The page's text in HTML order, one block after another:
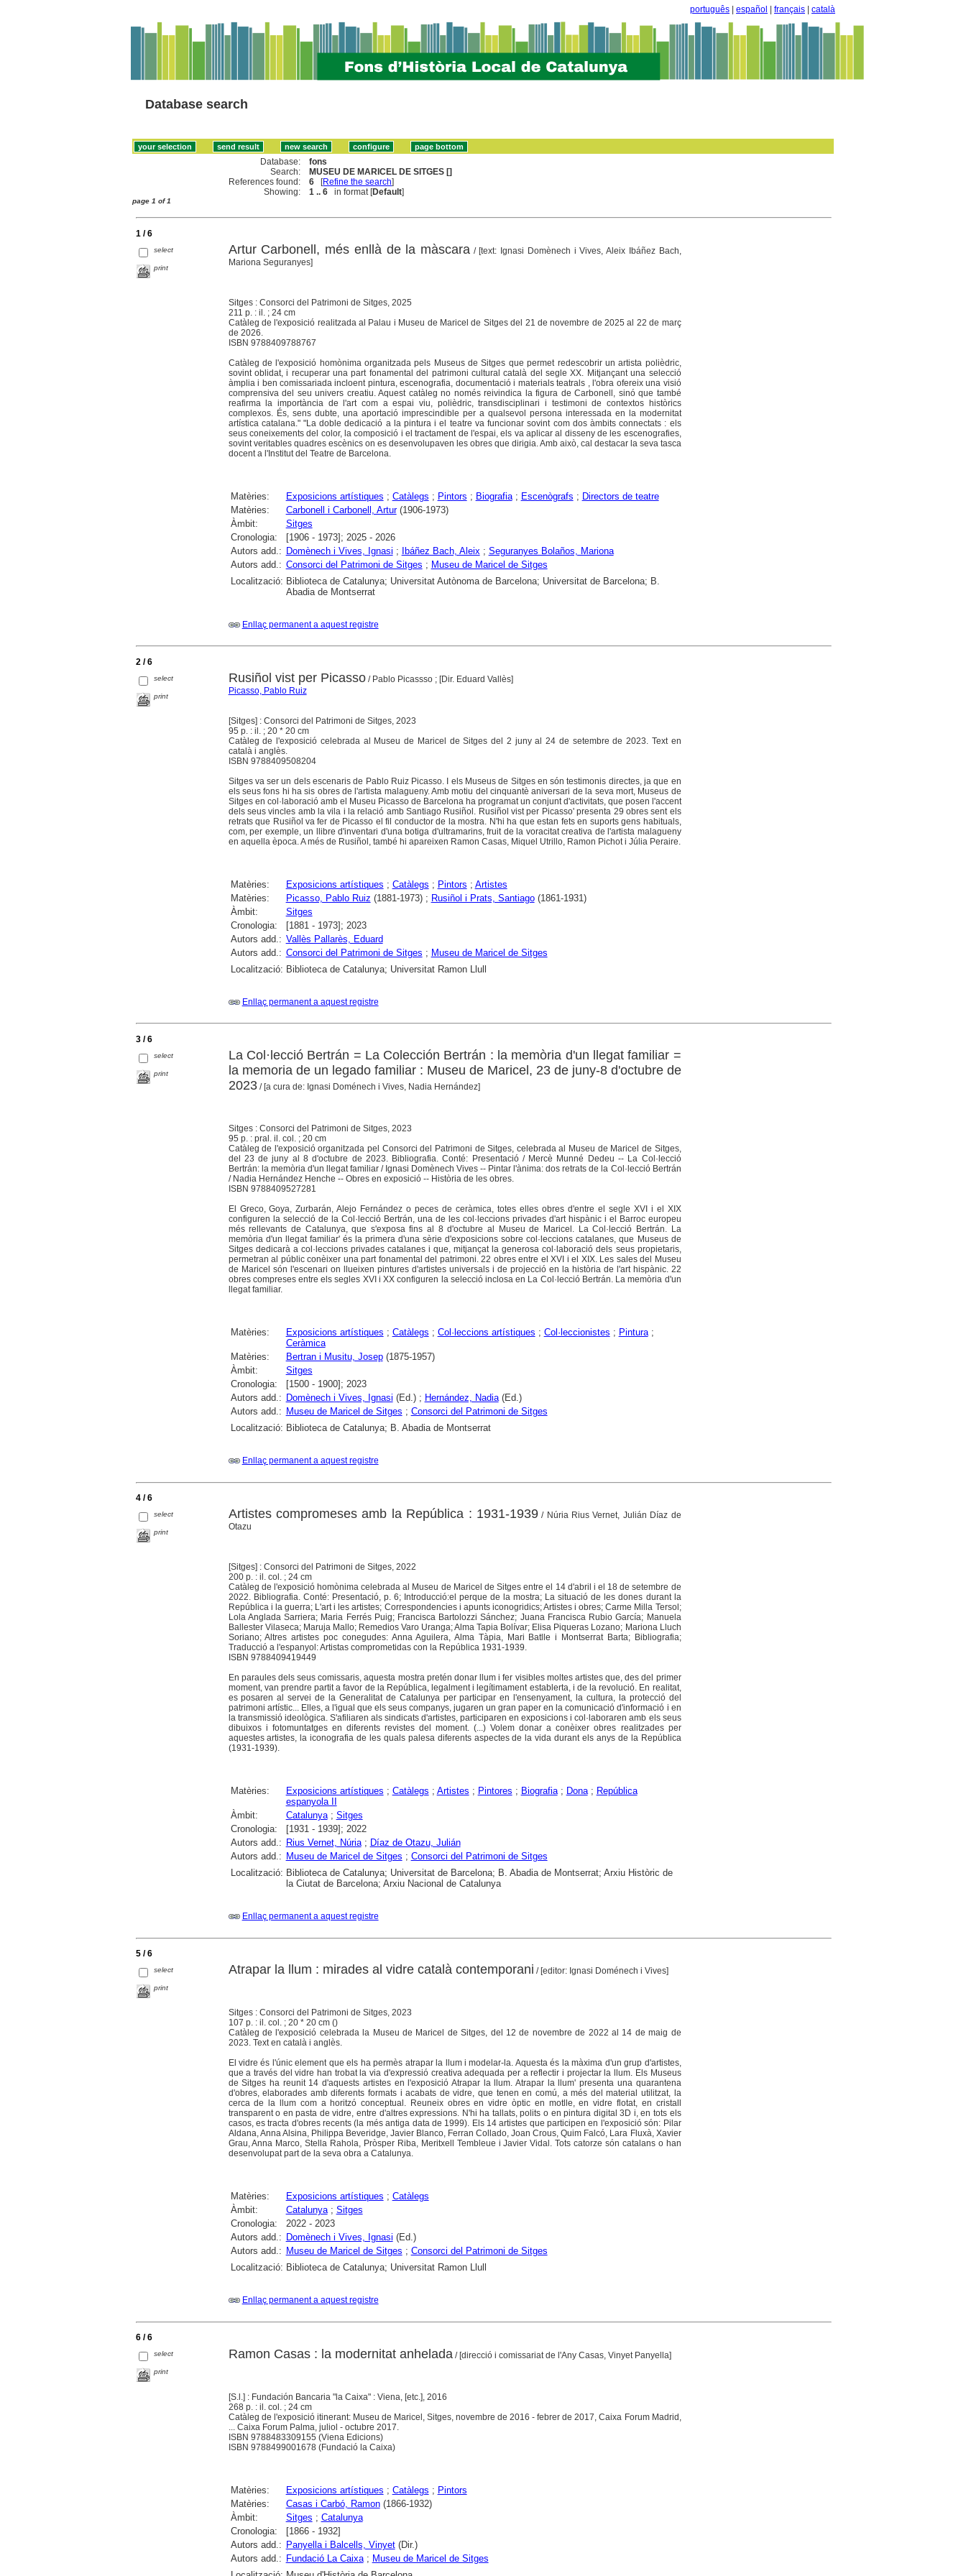
português español français català
Database search
Database:
fons
Search:
MUSEU DE MARICEL DE SITGES []
References found:
6 [Refine the search]
Showing:
1 .. 6 in format [Default]
page 1 of 1
1 / 6
select
print
Artur Carbonell, més enllà de la màscara / [text: Ignasi Domènech i Vives, Aleix Ibáñez Bach,
Mariona Seguranyes]
Sitges : Consorci del Patrimoni de Sitges, 2025
211 p. : il. ; 24 cm
Catàleg de l'exposició realitzada al Palau i Museu de Maricel de Sitges del 21 de novembre de 2025 al 22 de març
de 2026.
ISBN 9788409788767
Catàleg de l'exposició homònima organitzada pels Museus de Sitges que permet redescobrir un artista polièdric,
sovint oblidat, i recuperar una part fonamental del patrimoni cultural català del segle XX. Mitjançant una selecció
àmplia i ben comissariada incloent pintura, escenografia, documentació i materials teatrals , l'obra ofereix una visió
comprensiva del seu univers creatiu. Aquest catàleg no només reivindica la figura de Carbonell, sinó que també
reafirma la importància de l'art com a espai viu, polièdric, transdisciplinari i testimoni de contextos històrics
complexos. És, sens dubte, una aportació imprescindible per a qualsevol persona interessada en la modernitat
artística catalana." "La doble dedicació a la pintura i el teatre va funcionar sovint com dos àmbits connectats : els
seus coneixements del color, la composició i el tractament de l'espai, els va aplicar al disseny de les escenografies,
sovint veritables quadres escènics on es desenvolupaven les obres que dirigia. Amb això, cal destacar la seva tasca
docent a l'Institut del Teatre de Barcelona.
Matèries: Exposicions artístiques ; Catàlegs ; Pintors ; Biografia; Escenògrafs ; Directors de teatre
Matèries:
Carbonell i Carbonell, Artur(1906-1973)
Àmbit:
Sitges
Cronologia:
[1906 - 1973]; 2025 - 2026
Autors add.: Domènech i Vives, Ignasi ; Ibáñez Bach, Aleix ; Seguranyes Bolaños, Mariona
Autors add.: Consorci del Patrimoni de Sitges ; Museu de Maricel de Sitges
Localització: Biblioteca de Catalunya; Universitat Autònoma de Barcelona; Universitat de Barcelona; B.
Abadia de Montserrat
Enllaç permanent a aquest registre
2 / 6
select
print
Rusiñol vist per Picasso/ Pablo Picassso ; [Dir. Eduard Vallès]
Picasso, Pablo Ruiz
[Sitges] : Consorci del Patrimoni de Sitges, 2023
95 p. : il. ; 20 * 20 cm
Catàleg de l'exposició celebrada al Museu de Maricel de Sitges del 2 juny al 24 de setembre de 2023. Text en
català i anglès.
ISBN 9788409508204
Sitges va ser un dels escenaris de Pablo Ruiz Picasso. I els Museus de Sitges en són testimonis directes, ja que en
els seus fons hi ha sis obres de l'artista malagueny. Amb motiu del cinquantè aniversari de la seva mort, Museus de
Sitges en col·laboració amb el Museu Picasso de Barcelona ha programat un conjunt d'activitats, que posen l'accent
dels seus vincles amb la vila i la relació amb Santiago Rusiñol. Rusiñol vist per Picasso' presenta 29 obres sent els
retrats que Rusiñol va fer de Picasso el fil conductor de la mostra. N'hi ha que estan fets en suports gens habituals,
com, per exemple, un llibre d'inventari d'una botiga d'ultramarins, fruit de la voracitat creativa de l'artista malagueny
en aquella època. A més de Rusiñol, també hi apareixen Ramon Casas, Miquel Utrillo, Ramon Pichot i Júlia Peraire.
Matèries: Exposicions artístiques ; Catàlegs ; Pintors ; Artistes
Matèries:
Picasso, Pablo Ruiz (1881-1973) ; Rusiñol i Prats, Santiago(1861-1931)
Àmbit:
Sitges
Cronologia:
[1881 - 1973]; 2023
Autors add.: Vallès Pallarès, Eduard
Autors add.: Consorci del Patrimoni de Sitges ; Museu de Maricel de Sitges
Localització: Biblioteca de Catalunya; Universitat Ramon Llull
Enllaç permanent a aquest registre
3 / 6
select
print
La Col·lecció Bertrán = La Colección Bertrán : la memòria d'un llegat familiar =
la memoria de un legado familiar : Museu de Maricel, 23 de juny-8 d'octubre de
2023/ [a cura de: Ignasi Doménech i Vives, Nadia Hernández]
Sitges : Consorci del Patrimoni de Sitges, 2023
95 p. : pral. il. col. ; 20 cm
Catàleg de l'exposició organitzada pel Consorci del Patrimoni de Sitges, celebrada al Museu de Maricel de Sitges,
del 23 de juny al 8 d'octubre de 2023. Bibliografia. Conté: Presentació / Mercè Munné Dedeu -- La Col·lecció
Bertrán: la memòria d'un llegat familiar / Ignasi Domènech Vives -- Pintar l'ànima: dos retrats de la Col·lecció Bertrán
/ Nadia Hernández Henche -- Obres en exposició -- Història de les obres.
ISBN 9788409527281
El Greco, Goya, Zurbarán, Alejo Fernández o peces de ceràmica, totes elles obres d'entre el segle XVI i el XIX
configuren la selecció de la Col·lecció Bertrán, una de les col·leccions privades d'art hispànic i el Barroc europeu
més rellevants de Catalunya, que s'exposa fins al 8 d'octubre al Museu de Maricel. La Col·lecció Bertrán. La
memòria d'un llegat familiar' és la primera d'una sèrie d'exposicions sobre col·leccions catalanes, que Museus de
Sitges dedicarà a col·leccions privades catalanes i que, mitjançat la generosa col·laboració dels seus propietaris,
permetran al públic conèixer una part fonamental del patrimoni. 22 obres entre el XVI i el XIX. Les sales del Museu
de Maricel són l'escenari on llueixen pintures d'artistes universals i de projecció en la història de l'art hispànic. 22
obres compreses entre els segles XVI i XX configuren la selecció inclosa en La Col·lecció Bertrán. La memòria d'un
llegat familiar.
Matèries: Exposicions artístiques ; Catàlegs ; Col·leccions artístiques ; Col·leccionistes ; Pintura;
Ceràmica
Matèries:
Bertran i Musitu, Josep(1875-1957)
Àmbit:
Sitges
Cronologia:
[1500 - 1900]; 2023
Autors add.: Domènech i Vives, Ignasi (Ed.) ; Hernández, Nadia(Ed.)
Autors add.: Museu de Maricel de Sitges ; Consorci del Patrimoni de Sitges
Localització: Biblioteca de Catalunya; B. Abadia de Montserrat
Enllaç permanent a aquest registre
4 / 6
select
print
Artistes compromeses amb la República : 1931-1939/ Núria Rius Vernet, Julián Díaz de
Otazu
[Sitges] : Consorci del Patrimoni de Sitges, 2022
200 p. : il. col. ; 24 cm
Catàleg de l'exposició homònima celebrada al Museu de Maricel de Sitges entre el 14 d'abril i el 18 de setembre de
2022. Bibliografia. Conté: Presentació, p. 6; Introducció:el perque de la mostra; La situació de les dones durant la
República i la guerra; L'art i les artistes; Correspondencies i apunts iconogridics; Artistes i obres; Carme Milla Tersol;
Lola Anglada Sarriera; Maria Ferrés Puig; Francisca Bartolozzi Sánchez; Juana Francisca Rubio García; Manuela
Ballester Vilaseca; Maruja Mallo; Remedios Varo Uranga; Alma Tapia Bolívar; Elisa Piqueras Lozano; Mariona Lluch
Soriano; Altres artistes poc conegudes: Anna Aguilera, Alma Tàpia, Mari Batlle i Montserrat Barta; Bibliografia;
Traducció a l'espanyol: Artistas comprometidas con la República 1931-1939.
ISBN 9788409419449
En paraules dels seus comissaris, aquesta mostra pretén donar llum i fer visibles moltes artistes que, des del primer
moment, van prendre partit a favor de la República, legalment i legítimament establerta, i de la revolució. En realitat,
es posaren al servei de la Generalitat de Catalunya per participar en l'ensenyament, la cultura, la protecció del
patrimoni artístic... Elles, a l'igual que els seus companys, jugaren un gran paper en la comunicació d'informació i en
la transmissió ideològica. S'afiliaren als sindicats d'artistes, participaren en exposicions i col·laboraren amb els seus
dibuixos i fotomuntatges en diferents revistes del moment. (...) Volem donar a conèixer obres realitzades per
aquestes artistes, la iconografia de les quals palesa diferents aspectes de la vida durant els anys de la República
(1931-1939).
Matèries: Exposicions artístiques ; Catàlegs ; Artistes ; Pintores ; Biografia; Dona; República
espanyola II
Àmbit:
Catalunya; Sitges
Cronologia:
[1931 - 1939]; 2022
Autors add.: Rius Vernet, Núria; Díaz de Otazu, Julián
Autors add.: Museu de Maricel de Sitges ; Consorci del Patrimoni de Sitges
Localització: Biblioteca de Catalunya; Universitat de Barcelona; B. Abadia de Montserrat; Arxiu Històric de
la Ciutat de Barcelona; Arxiu Nacional de Catalunya
Enllaç permanent a aquest registre
5 / 6
select
print
Atrapar la llum : mirades al vidre català contemporani / [editor: Ignasi Doménech i Vives]
Sitges : Consorci del Patrimoni de Sitges, 2023
107 p. : il. col. ; 20 * 20 cm ()
Catàleg de l'exposició celebrada la Museu de Maricel de Sitges, del 12 de novembre de 2022 al 14 de maig de
2023. Text en català i anglès.
El vidre és l'únic element que els ha permès atrapar la llum i modelar-la. Aquesta és la màxima d'un grup d'artistes,
que a través del vidre han trobat la via d'expressió creativa adequada per a reflectir i projectar la llum. Els Museus
de Sitges ha reunit 14 d'aquests artistes en l'exposició Atrapar la llum. Atrapar la llum' presenta una quarantena
d'obres, elaborades amb diferents formats i acabats de vidre, que tenen en comú, a més del material utilitzat, la
cerca de la llum com a horitzó conceptual. Reuneix obres en vidre òptic en motlle, en vidre flotat, en cristall
transparent o en pasta de vidre, entre d'altres expressions. N'hi ha tallats, polits o en pintura digital 3D i, en tots els
casos, es tracta d'obres recents (la més antiga data de 1999). Els 14 artistes que participen en l'exposició són: Pilar
Aldana, Anna Alsina, Philippa Beveridge, Javier Blanco, Ferran Collado, Joan Crous, Quim Falcó, Lara Fluxà, Xavier
Grau, Anna Marco, Stella Rahola, Pròsper Riba, Meritxell Tembleue i Javier Vidal. Tots catorze són catalans o han
desenvolupat part de la seva obra a Catalunya.
Matèries: Exposicions artístiques ; Catàlegs
Àmbit:
Catalunya; Sitges
Cronologia:
2022 - 2023
Autors add.: Domènech i Vives, Ignasi (Ed.)
Autors add.: Museu de Maricel de Sitges ; Consorci del Patrimoni de Sitges
Localització: Biblioteca de Catalunya; Universitat Ramon Llull
Enllaç permanent a aquest registre
6 / 6
select
print
Ramon Casas : la modernitat anhelada / [direcció i comissariat de l'Any Casas, Vinyet Panyella]
[S.l.] : Fundación Bancaria "la Caixa" : Viena, [etc.], 2016
268 p. : il. col. ; 24 cm
Catàleg de l'exposició itinerant: Museu de Maricel, Sitges, novembre de 2016 - febrer de 2017, Caixa Forum Madrid,
... Caixa Forum Palma, juliol - octubre 2017.
ISBN 9788483309155 (Viena Edicions)
ISBN 9788499001678 (Fundació la Caixa)
Matèries: Exposicions artístiques ; Catàlegs ; Pintors
Matèries:
Casas i Carbó, Ramon(1866-1932)
Àmbit:
Sitges ; Catalunya
Cronologia:
[1866 - 1932]
Autors add.: Panyella i Balcells, Vinyet(Dir.)
Autors add.: Fundació La Caixa; Museu de Maricel de Sitges